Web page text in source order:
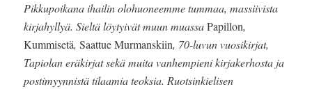
Pikkupoikana ihailin olohuoneemme tummaa, massiivista
kirjahyllyä. Sieltä löytyivät muun muassaPapillon,
Kummisetä,Saattue Murmanskiin, 70-luvun vuosikirjat,
Tapiolan eräkirjat sekä muita vanhempieni kirjakerhosta ja
postimyynnistä tilaamia teoksia. Ruotsinkielisen